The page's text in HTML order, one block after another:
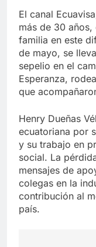
El canal
más de 30
familia en este
de mayo, se
sepelio en el
Esperanza,
que
Henry Dueñas
ecuatoriana por
y su trabajo en
social. La
mensajes de
colegas en la
contribución al
país.